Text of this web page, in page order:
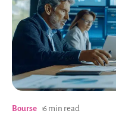
Bourse 6 min read